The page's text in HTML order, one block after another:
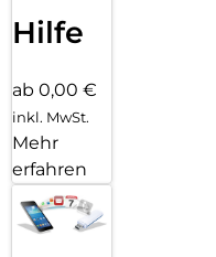
Hilfe
ab 0,00 €
inkl. MwSt.
Mehr
erfahren